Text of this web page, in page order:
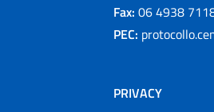
Fax: 06 4938
PEC:
PRIVACY